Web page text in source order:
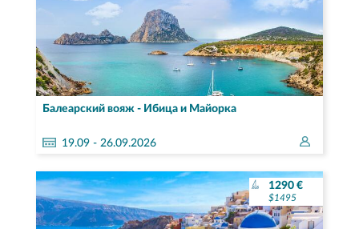
Балеарский вояж - Ибица и Майорка
19.09- 26.09.2026
1290 €
$1495